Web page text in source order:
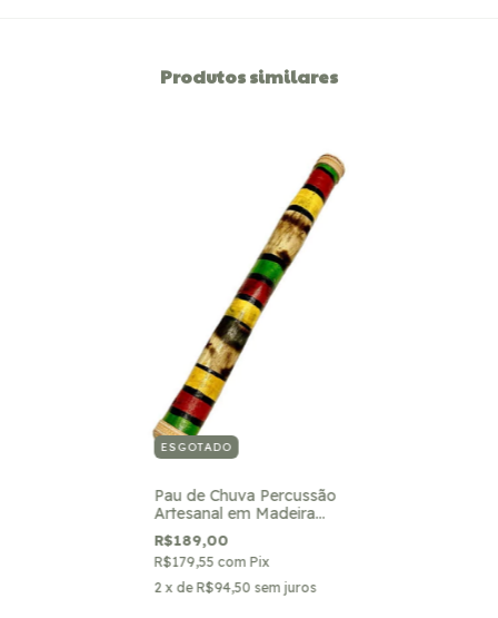
Produtos similares
ESGOTADO
Pau de Chuva Percussão
Artesanal em Madeira
com Sementes ( Som De
Chuva )
R$189,00
R$179,55 com Pix
2 x de R$94,50 sem juros